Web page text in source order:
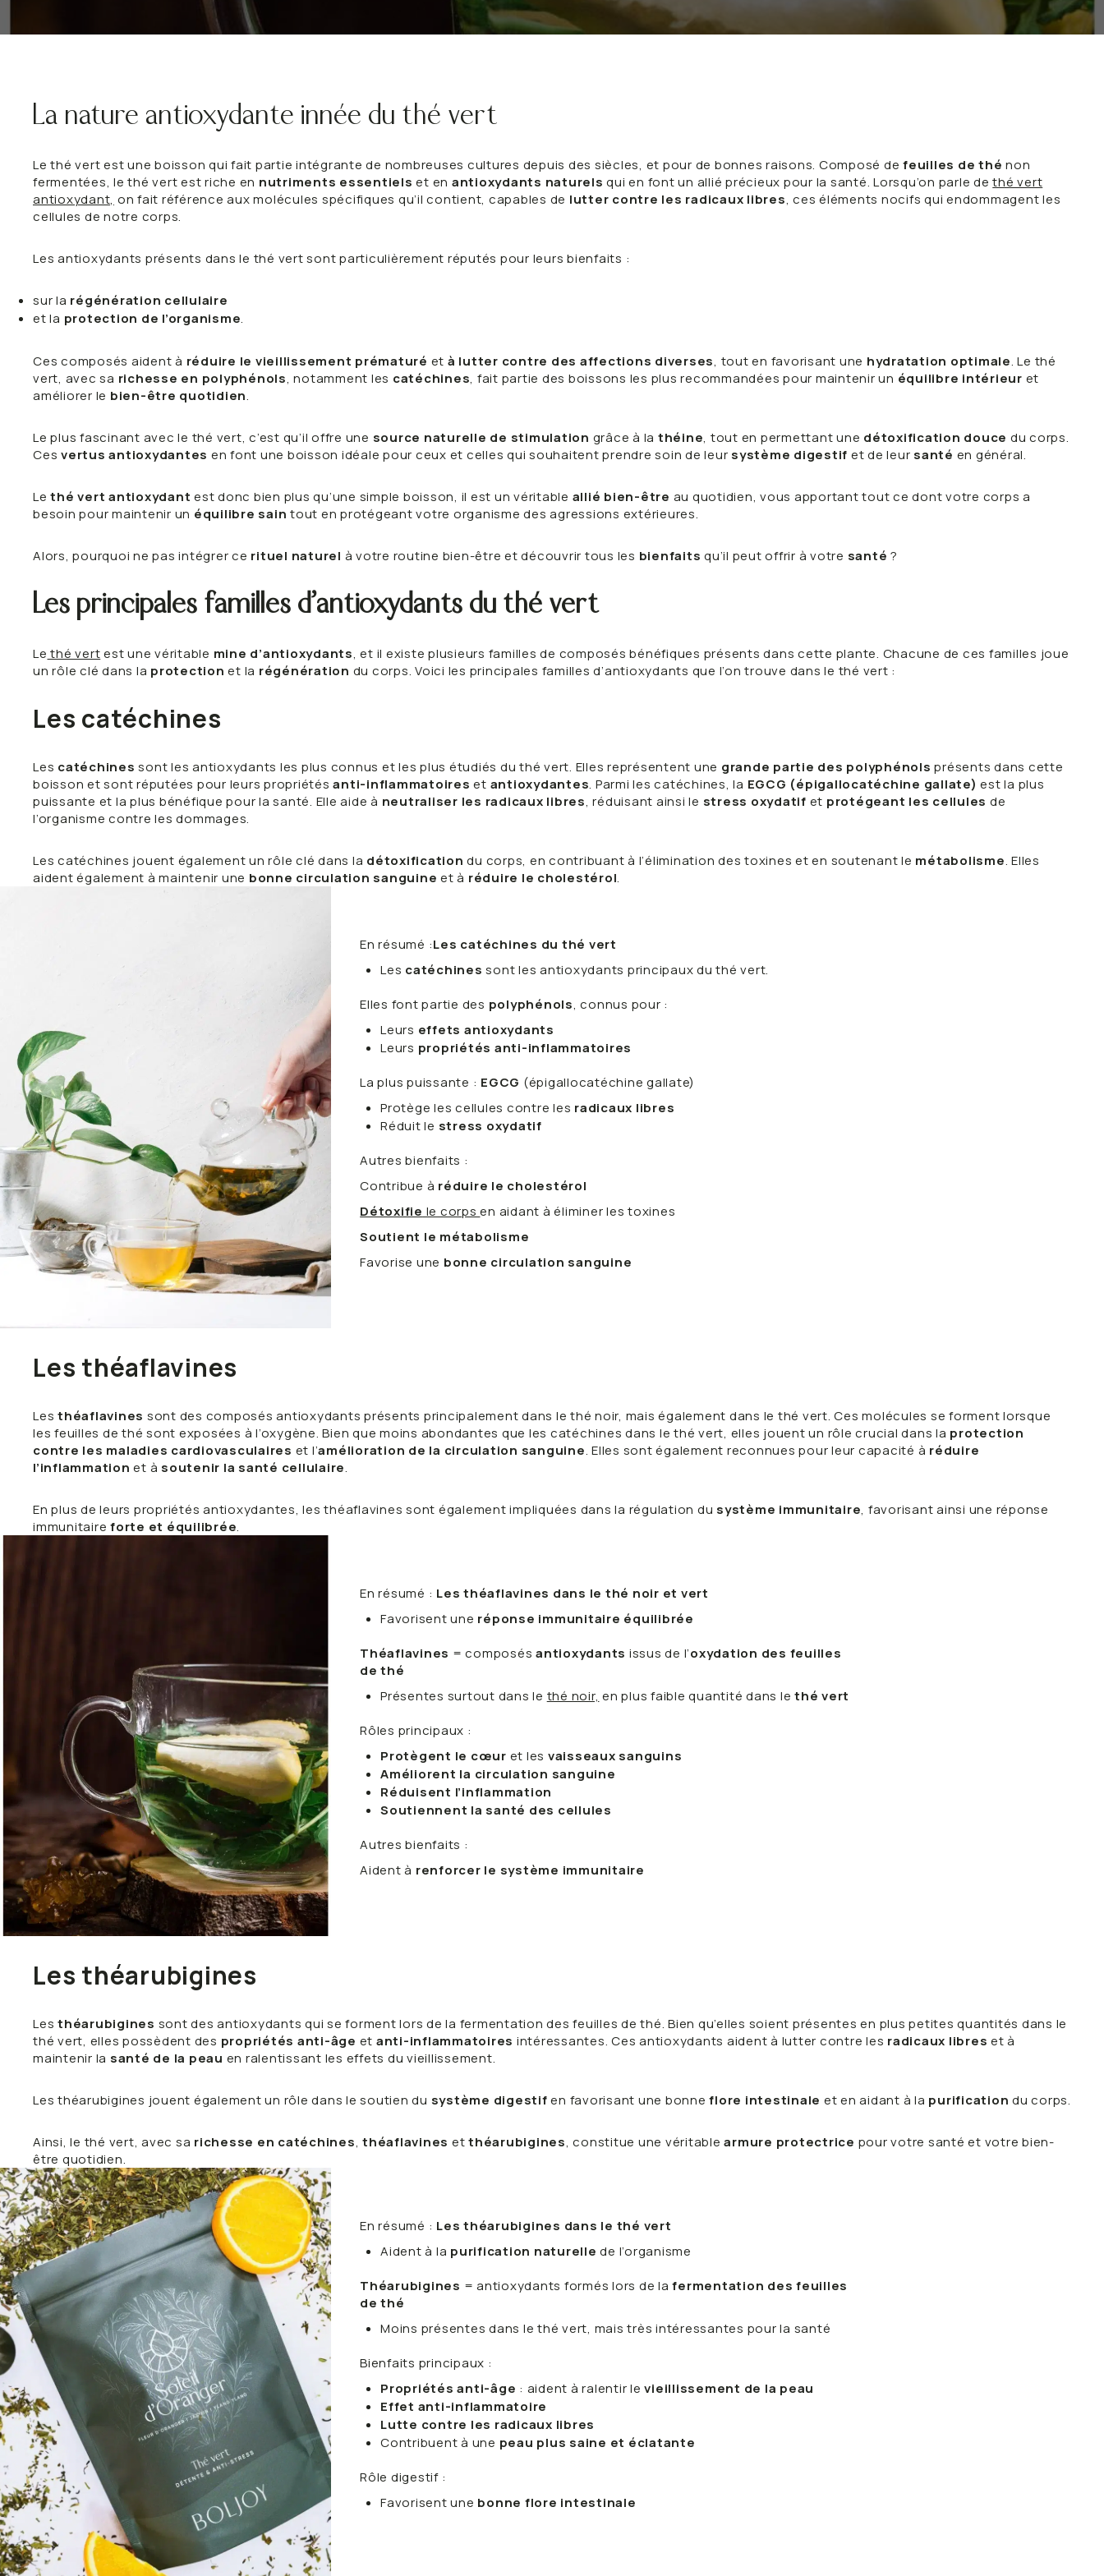
Sélection détox de saison Le format idéal au quotidien
Minceur Digestion
La nature antioxydante innée du thé vert
Le thé vert est une boisson qui fait partie intégrante de nombreuses cultures depuis des siècles, et pour de bonnes raisons. Composé de feuilles de thé non
fermentées, le thé vert est riche en nutriments essentiels et en antioxydants naturels qui en font un allié précieux pour la santé. Lorsqu’on parle dethé vert
antioxydant, on fait référence aux molécules spécifiques qu’il contient, capables de lutter contre les radicaux libres, ces éléments nocifs qui endommagent les
cellules de notre corps.
Les antioxydants présents dans le thé vert sont particulièrement réputés pour leurs bienfaits :
sur la régénération cellulaire
et la protection de l’organisme.
Ces composés aident à réduire le vieillissement prématuré et à lutter contre des affections diverses, tout en favorisant une hydratation optimale. Le thé
vert, avec sa richesse en polyphénols, notamment les catéchines, fait partie des boissons les plus recommandées pour maintenir un équilibre intérieur et
améliorer le bien-être quotidien.
Le plus fascinant avec le thé vert, c’est qu’il offre une source naturelle de stimulation grâce à la théine, tout en permettant une détoxification douce du corps.
Ces vertus antioxydantes en font une boisson idéale pour ceux et celles qui souhaitent prendre soin de leur système digestif et de leur santé en général.
Lethé vert antioxydant est donc bien plus qu’une simple boisson, il est un véritable allié bien-être au quotidien, vous apportant tout ce dont votre corps a
besoin pour maintenir un équilibre sain tout en protégeant votre organisme des agressions extérieures.
Alors, pourquoi ne pas intégrer ce rituel naturel à votre routine bien-être et découvrir tous les bienfaits qu’il peut offrir à votre santé ?
Les principales familles d’antioxydants du thé vert
Le thé vertest une véritable mine d’antioxydants, et il existe plusieurs familles de composés bénéfiques présents dans cette plante. Chacune de ces familles joue
un rôle clé dans la protection et la régénération du corps. Voici les principales familles d’antioxydants que l’on trouve dans le thé vert :
Les catéchines
Les catéchines sont les antioxydants les plus connus et les plus étudiés du thé vert. Elles représentent une grande partie des polyphénols présents dans cette
boisson et sont réputées pour leurs propriétésanti-inflammatoires et antioxydantes. Parmi les catéchines, la EGCG (épigallocatéchine gallate) est la plus
puissante et la plus bénéfique pour la santé. Elle aide à neutraliser les radicaux libres, réduisant ainsi le stress oxydatif et protégeant les cellules de
l’organisme contre les dommages.
Les catéchines jouent également un rôle clé dans la détoxification du corps, en contribuant à l’élimination des toxines et en soutenant le métabolisme. Elles
aident également à maintenir une bonne circulation sanguine et à réduire le cholestérol.
En résumé :Les catéchines du thé vert
Les catéchines sont les antioxydants principaux du thé vert.
Elles font partie des polyphénols, connus pour :
Leurs effets antioxydants
Leurs propriétés anti-inflammatoires
La plus puissante : EGCG (épigallocatéchine gallate)
Protège les cellules contre les radicaux libres
Réduit le stress oxydatif
Autres bienfaits :
Contribue à réduire le cholestérol
Détoxifie le corpsen aidant à éliminer les toxines
Soutient le métabolisme
Favorise une bonne circulation sanguine
Les théaflavines
Les théaflavines sont des composés antioxydants présents principalement dans le thé noir, mais également dans le thé vert. Ces molécules se forment lorsque
les feuilles de thé sont exposées à l’oxygène. Bien que moins abondantes que les catéchines dans le thé vert, elles jouent un rôle crucial dans la protection
contre les maladies cardiovasculaires et l’amélioration de la circulation sanguine. Elles sont également reconnues pour leur capacité à réduire
l’inflammation et à soutenir la santé cellulaire.
En plus de leurs propriétés antioxydantes, les théaflavines sont également impliquées dans la régulation du système immunitaire, favorisant ainsi une réponse
immunitaire forte et équilibrée.
En résumé : Les théaflavines dans le thé noir et vert
Favorisent une réponse immunitaire équilibrée
Théaflavines = composésantioxydants issus de l’oxydation des feuilles
de thé
Présentes surtout dans le thé noir, en plus faible quantité dans lethé vert
Rôles principaux :
Protègent le cœur et les vaisseaux sanguins
Améliorent la circulation sanguine
Réduisent l’inflammation
Soutiennent la santé des cellules
Autres bienfaits :
Aident à renforcer le système immunitaire
Les théarubigines
Les théarubigines sont des antioxydants qui se forment lors de la fermentation des feuilles de thé. Bien qu’elles soient présentes en plus petites quantités dans le
thé vert, elles possèdent des propriétés anti-âge et anti-inflammatoires intéressantes. Ces antioxydants aident à lutter contre les radicaux libres et à
maintenir la santé de la peau en ralentissant les effets du vieillissement.
Les théarubigines jouent également un rôle dans le soutien du système digestifen favorisant une bonneflore intestinale et en aidant à la purification du corps.
Ainsi, le thé vert, avec sa richesse en catéchines, théaflavines etthéarubigines, constitue une véritablearmure protectrice pour votre santé et votre bien-
être quotidien.
En résumé : Les théarubigines dans le thé vert
Aident à la purification naturelle de l’organisme
Théarubigines = antioxydants formés lors de lafermentation des feuilles
de thé
Moins présentes dans le thé vert, mais très intéressantes pour la santé
Bienfaits principaux :
Propriétés anti-âge : aident à ralentir levieillissement de la peau
Effet anti-inflammatoire
Lutte contre les radicaux libres
Contribuent à une peau plus saine et éclatante
Rôle digestif :
Favorisent une bonne flore intestinale